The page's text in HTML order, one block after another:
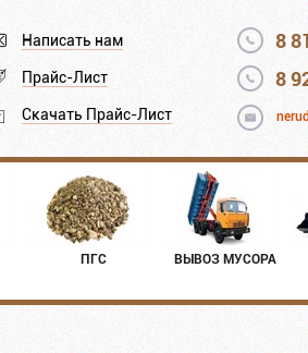
Написать нам
Прайс-Лист
Скачать Прайс-Лист
8
8
ПГС ВЫВОЗ МУСОРА